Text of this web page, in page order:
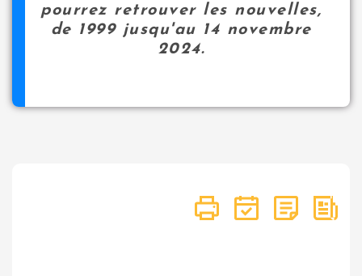
pourrez retrouver les nouvelles,
de 1999 jusqu'au 14 novembre
2024.